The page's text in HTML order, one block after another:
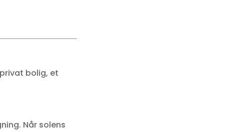
bolig, et
Når solens